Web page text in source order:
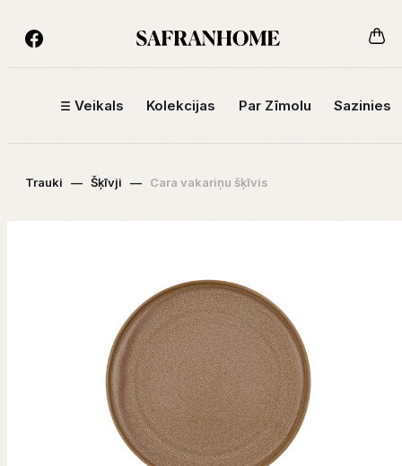
Veikals Kolekcijas Par Zīmolu Sazinies
Trauki — Šķīvji — Cara vakariņu šķīvis